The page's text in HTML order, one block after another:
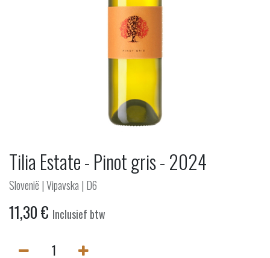
Tilia Estate - Pinot gris - 2024
Slovenië | Vipavska | D6
11,30€ Inclusief btw